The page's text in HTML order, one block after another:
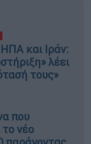
και Ιράν:
λέει
τους»
που
νέο